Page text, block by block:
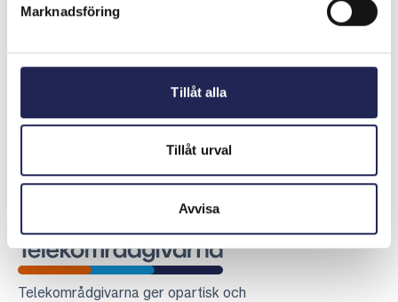
Marknadsföring
Tillåt alla
Tillåt urval
Avvisa
kronor. Konsumenten fick därför rätt.
Dela sidan på Facebook
Dela sidan på Linkedin
Telekområdgivarna
Telekområdgivarna ger opartisk och